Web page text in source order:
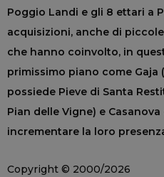
Poggio Landi e gli 8 ettari a
acquisizioni, anche di
che hanno coinvolto, in
primissimo piano come Gaja
possiede Pieve di Santa
Pian delle Vigne) e
incrementare la loro
Copyright © 2000/2026